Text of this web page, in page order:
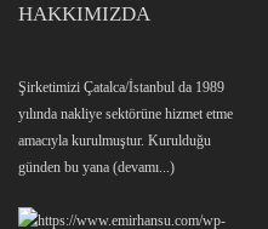
HAKKIMIZDA
Şirketimizi Çatalca/İstanbul da 1989
yılında nakliye sektörüne hizmet etme
amacıyla kurulmuştur. Kurulduğu
günden bu yana (devamı...)